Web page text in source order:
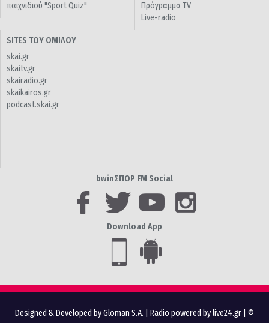
παιχνιδιού "Sport Quiz"
Πρόγραμμα TV
Live-radio
SITES ΤΟΥ ΟΜΙΛΟΥ
skai.gr
skaitv.gr
skairadio.gr
skaikairos.gr
podcast.skai.gr
bwinΣΠΟΡ FM Social
Download App
Designed & Developed by Gloman S.A. Radio powered by live24.gr | ©